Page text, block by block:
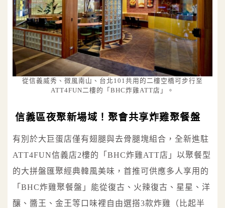
從信義威秀、微風南山、台北101共用的二樓空橋可步行至
ATT4FUN二樓的「BHC炸雞ATT店」。
信義區夜聚新場域！聚會共享炸雞聚餐盤
有別於大巨蛋店僅有翅腿與去骨腿塊組合，全新進駐
ATT4FUN信義店2樓的「BHC炸雞ATT店」以聚餐型
的大拼盤匯聚經典韓風美味，首推可供應多人享用的
「BHC炸雞聚餐盤」能從復古、火辣復古、星星、洋
釀、醬王、金王等口味裡自由選搭3款炸雞（比起半